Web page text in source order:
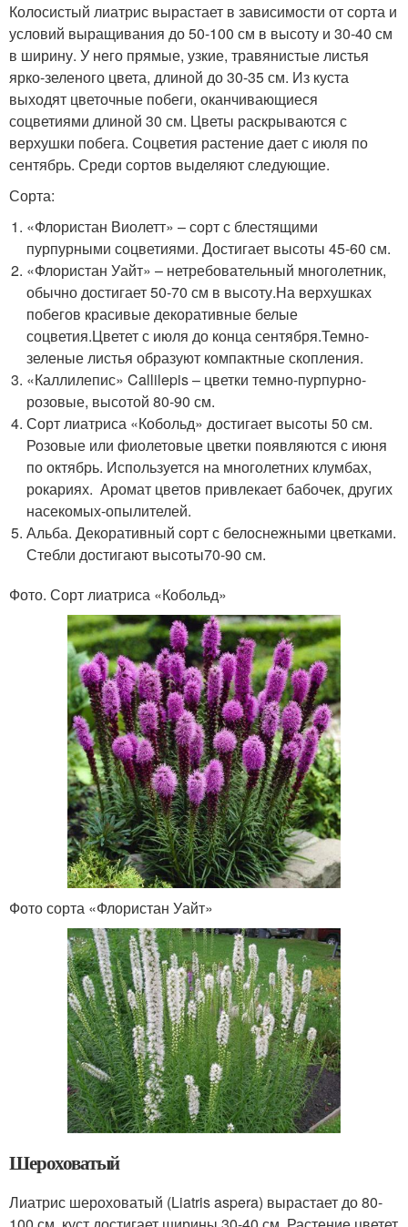
Колосистый лиатрис вырастает в зависимости от сорта и
условий выращивания до 50-100 см в высоту и 30-40 см
в ширину. У него прямые, узкие, травянистые листья
ярко-зеленого цвета, длиной до 30-35 см. Из куста
выходят цветочные побеги, оканчивающиеся
соцветиями длиной 30 см. Цветы раскрываются с
верхушки побега. Соцветия растение дает с июля по
сентябрь. Среди сортов выделяют следующие.
Сорта:
«Флористан Виолетт» – сорт с блестящими
пурпурными соцветиями. Достигает высоты 45-60 см.
«Флористан Уайт» – нетребовательный многолетник,
обычно достигает 50-70 см в высоту.На верхушках
побегов красивые декоративные белые
соцветия.Цветет с июля до конца сентября.Темно-
зеленые листья образуют компактные скопления.
«Каллилепис» Callilepis – цветки темно-пурпурно-
розовые, высотой 80-90 см.
Сорт лиатриса «Кобольд» достигает высоты 50 см.
Розовые или фиолетовые цветки появляются с июня
по октябрь. Используется на многолетних клумбах,
рокариях. Аромат цветов привлекает бабочек, других
насекомых-опылителей.
Альба. Декоративный сорт с белоснежными цветками.
Стебли достигают высоты70-90 см.
Фото. Сорт лиатриса «Кобольд»
Фото сорта «Флористан Уайт»
Шероховатый
Лиатрис шероховатый (Liatris aspera) вырастает до 80-